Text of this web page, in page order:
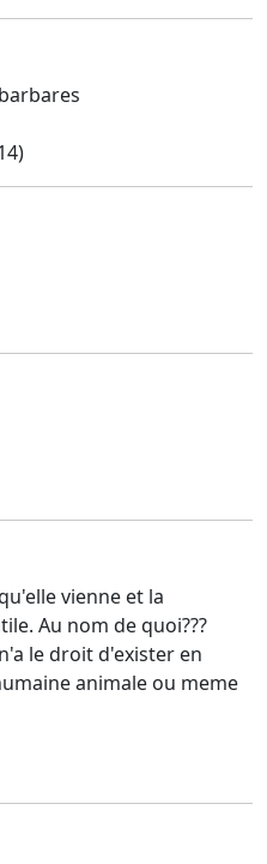
vienne et la
Au nom de quoi???
le droit d'exister en
animale ou meme